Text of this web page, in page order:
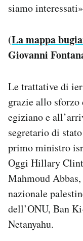
siamo
(La mappa
Giovanni
Le trattative di
grazie allo sforzo
egiziano e
segretario di
primo ministro
Oggi Hillary
Mahmoud
nazionale
dell’ONU, Ban
Netanyahu.